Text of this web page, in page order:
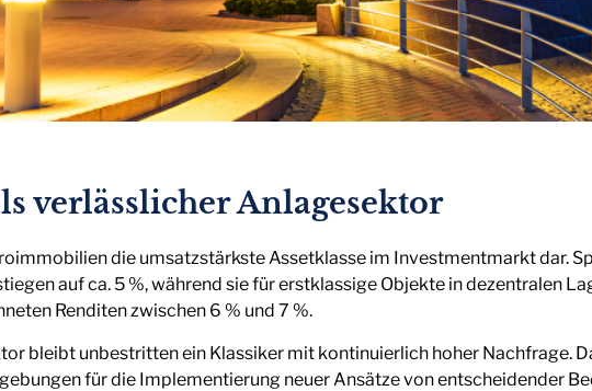
verlässlicher Anlagesektor
die umsatzstärkste Assetklasse im Investmentmarkt dar.
auf ca. 5 %, während sie für erstklassige Objekte in dezentralen
Renditen zwischen 6 % und 7 %.
bleibt unbestritten ein Klassiker mit kontinuierlich hoher Nachfrage.
für die Implementierung neuer Ansätze von entscheidender